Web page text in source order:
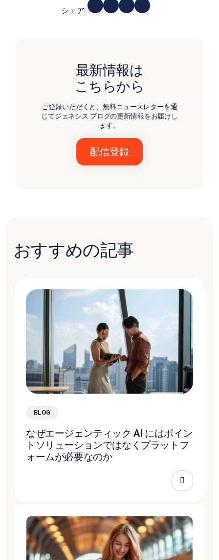
シェア:
最新情報は
こちらから
ご登録いただくと、無料ニュースレターを通
じてジェネシス ブログの更新情報をお届けし
ます。
おすすめの記事
BLOG
なぜエージェンティック AI にはポイン
トソリューションではなくプラットフ
ォームが必要なのか